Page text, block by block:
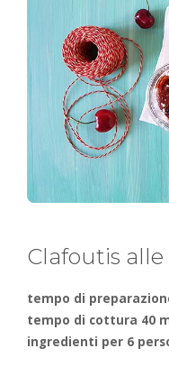
Clafoutis
tempo di
tempo di cottura 40
ingredienti per 6